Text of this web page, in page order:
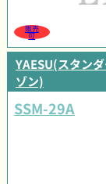
販売
可
YAESU(スタン
ゾン)
SSM-29A